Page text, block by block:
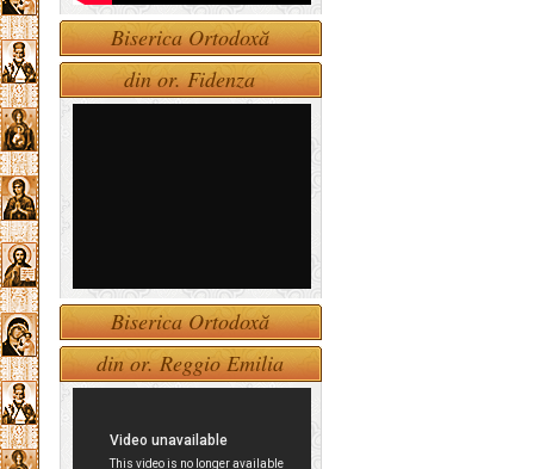
Biserica Ortodoxă
din or. Fidenza
Biserica Ortodoxă
din or. Reggio Emilia